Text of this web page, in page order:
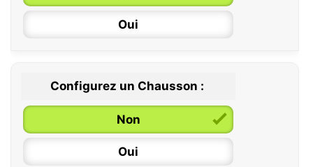
Oui
0 / 6 mois
6 / 12 mois
12 / 18 mois
Configurez un Chausson :
Non
Oui